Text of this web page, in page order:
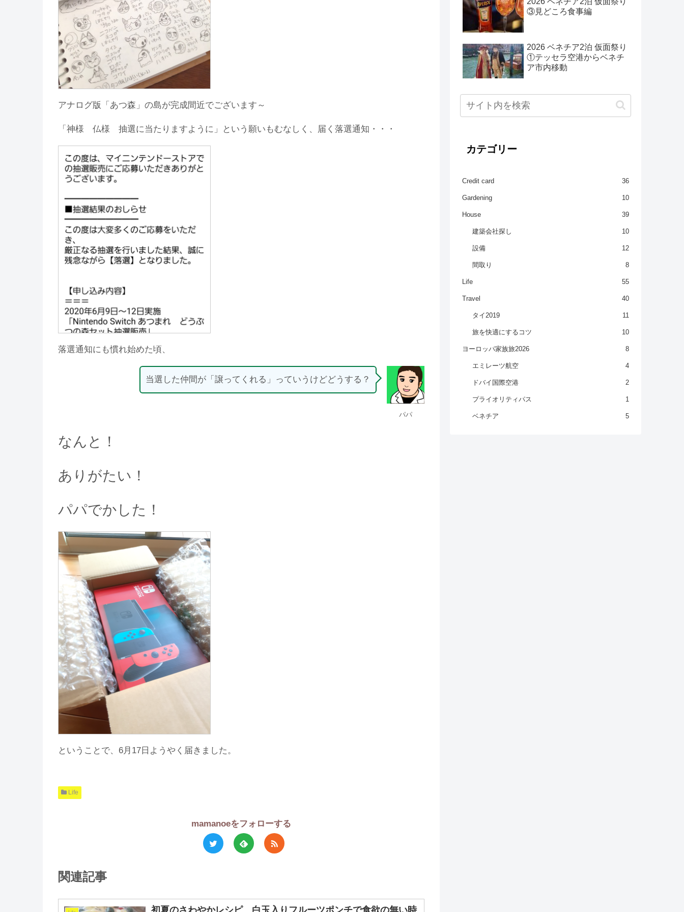
アナログ版「あつ森」の島が完成間近でございます～
「神様 仏様 抽選に当たりますように」という願いもむなしく、届く落選通知・・・
落選通知にも慣れ始めた頃、
パパ
当選した仲間が「譲ってくれる」っていうけどどうする？
なんと！
ありがたい！
パパでかした！
ということで、6月17日ようやく届きました。
Life
mamanoeをフォローする
関連記事
初夏のさわやかレシピ 白玉入りフルーツポンチで食欲の無い時
③見どころ食事編
2026 ベネチア2泊 仮面祭り
①テッセラ空港からベネチ
ア市内移動
カテゴリー
Credit card 36
Gardening 10
House 39
建築会社探し 10
設備 12
間取り 8
Life 55
Travel 40
タイ2019 11
旅を快適にするコツ 10
ヨーロッパ家族旅2026 8
エミレーツ航空 4
ドバイ国際空港 2
プライオリティパス 1
ベネチア 5